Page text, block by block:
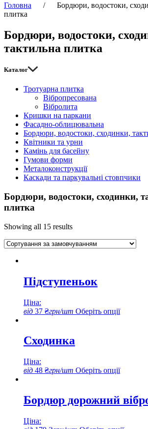
Головна / Бордюри, водостоки,
плитка
Бордюри, водостоки,
тактильна плитка
Каталог
Тротуарна плитка
Вібропресована
Вібролита
Кришки на паркани
Фасадно-облицювальна
Бордюри, водостоки, сходинки,
Квітники та урни
Камінь для басейну
Гумови форми
Металоконструкції
Каскади та паркувальні стовпчики
Бордюри, водостоки, сходинки,
плитка
Showing all 15 results
Підступеньок
Ціна:
від 37 ₴грн/шт Оберіть опціїЦей
вибрати
товару
Сходинка
Ціна:
від 48 ₴грн/шт Оберіть опціїЦей
кілька
Бордюр дорожний
Ціна: